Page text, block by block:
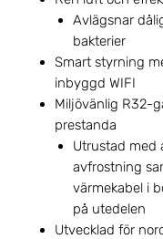
Avlägsnar
bakterier
Smart styrning
inbyggd WIFI
Miljövänlig R32-
prestanda
Utrustad med
avfrostning
värmekabel i
på utedelen
Utvecklad för